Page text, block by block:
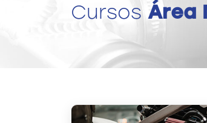
CursosÁrea